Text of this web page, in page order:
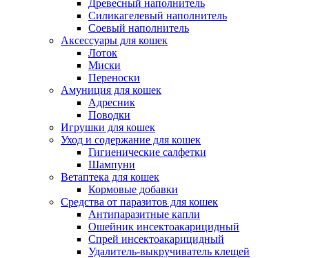
Древесный наполнитель
Силикагелевый наполнитель
Соевый наполнитель
Аксессуары для кошек
Лоток
Миски
Переноски
Амуниция для кошек
Адресник
Поводки
Игрушки для кошек
Уход и содержание для кошек
Гигиенические салфетки
Шампуни
Ветаптека для кошек
Кормовые добавки
Средства от паразитов для кошек
Антипаразитные капли
Ошейник инсектоакарицидный
Спрей инсектоакарицидный
Удалитель-выкручиватель клещей